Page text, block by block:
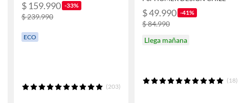
$ 159.990 -33%
$ 239.990
ECO
(203)
$ 49.990 -41%
$ 84.990
Llega mañana
(18)